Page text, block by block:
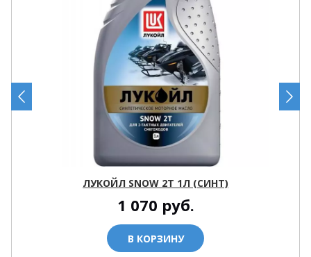
ЛУКОЙЛ SNOW 2T 1Л (СИНТ)
1 070 руб.
В КОРЗИНУ